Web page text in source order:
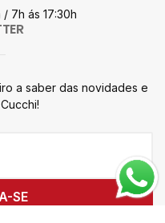
/ 7h ás 17:30h
a saber das novidades e
SE